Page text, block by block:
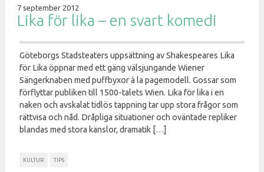
7 september 2012
Lika för lika – en svart komedi
Göteborgs Stadsteaters uppsättning av Shakespeares Lika
för Lika öppnar med ett gäng välsjungande Wiener
Sängerknaben med puffbyxor à la pagemodell. Gossar som
förflyttar publiken till 1500-talets Wien. Lika för lika i en
naken och avskalat tidlös tappning tar upp stora frågor som
rättvisa och nåd. Dråpliga situationer och oväntade repliker
blandas med stora känslor, dramatik […]
KULTUR TIPS